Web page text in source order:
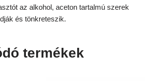
az alkohol, aceton tartalmú szerek
és tönkreteszik.
termékek